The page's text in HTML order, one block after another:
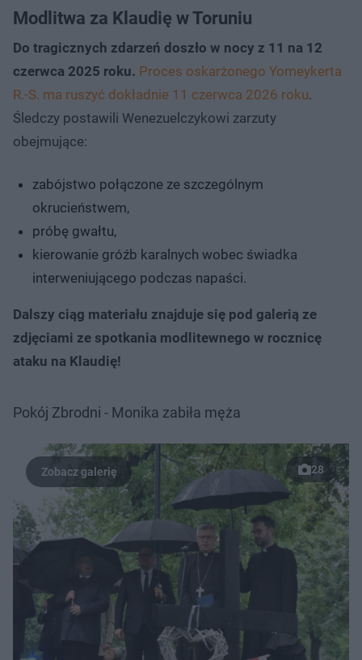
Modlitwa za Klaudię w Toruniu
Do tragicznych zdarzeń doszło w nocy z 11 na 12
czerwca 2025 roku. Proces oskarżonego Yomeykerta
R.-S. ma ruszyć dokładnie 11 czerwca 2026 roku.
Śledczy postawili Wenezuelczykowi zarzuty
obejmujące:
zabójstwo połączone ze szczególnym
okrucieństwem,
próbę gwałtu,
kierowanie gróźb karalnych wobec świadka
interweniującego podczas napaści.
Dalszy ciąg materiału znajduje się pod galerią ze
zdjęciami ze spotkania modlitewnego w rocznicę
ataku na Klaudię!
Pokój Zbrodni - Monika zabiła męża
28